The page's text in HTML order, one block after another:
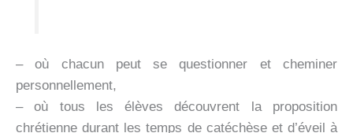
– où chacun peut se questionner et cheminer
personnellement,
– où tous les élèves découvrent la proposition
chrétienne durant les temps de catéchèse et d’éveil à